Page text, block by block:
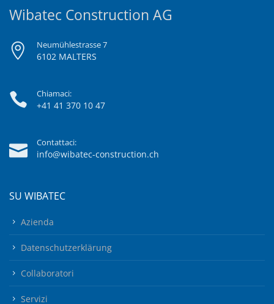
Wibatec Construction AG
Neumühlestrasse 7
6102 MALTERS
Chiamaci:
+41 41 370 10 47
Contattaci:
info@wibatec-construction.ch
SU WIBATEC
Azienda
Datenschutzerklärung
Collaboratori
Servizi